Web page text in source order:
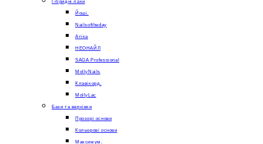
Гібридні лаки
Йоші.
Nailsoftheday
Атіка
НЕОНАЙЛ
SAGA Professional
MollyNails
Клавікорд.
MollyLac
Бази та верхівки
Прозорі основи
Кольорові основи
Максимум.